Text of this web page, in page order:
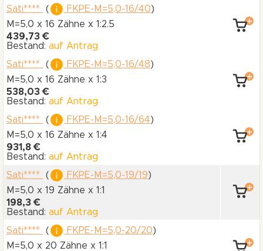
Sati****
( FKPE-M=5,0-16/40)
M=5,0 x 16 Zähne x 1:2.5
439,73 €
Bestand: auf Antrag
Sati****
( FKPE-M=5,0-16/48)
M=5,0 x 16 Zähne x 1:3
538,03 €
Bestand: auf Antrag
Sati****
( FKPE-M=5,0-16/64)
M=5,0 x 16 Zähne x 1:4
931,8 €
Bestand: auf Antrag
Sati****
( FKPE-M=5,0-19/19)
M=5,0 x 19 Zähne x 1:1
198,3 €
Bestand: auf Antrag
Sati****
( FKPE-M=5,0-20/20)
M=5,0 x 20 Zähne x 1:1